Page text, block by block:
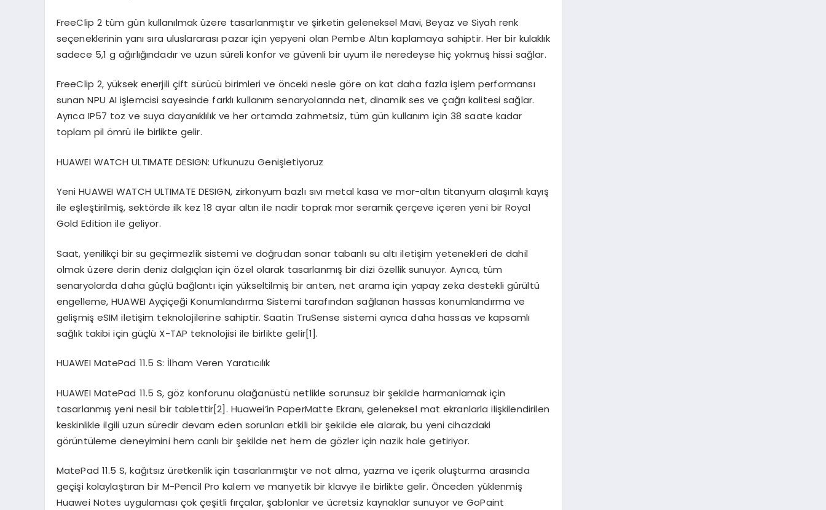
FreeClip 2 tüm gün kullanılmak üzere tasarlanmıştır ve şirketin geleneksel Mavi, Beyaz ve Siyah renk
seçeneklerinin yanı sıra uluslararası pazar için yepyeni olan Pembe Altın kaplamaya sahiptir. Her bir kulaklık
sadece 5,1 g ağırlığındadır ve uzun süreli konfor ve güvenli bir uyum ile neredeyse hiç yokmuş hissi sağlar.
FreeClip 2, yüksek enerjili çift sürücü birimleri ve önceki nesle göre on kat daha fazla işlem performansı
sunan NPU AI işlemcisi sayesinde farklı kullanım senaryolarında net, dinamik ses ve çağrı kalitesi sağlar.
Ayrıca IP57 toz ve suya dayanıklılık ve her ortamda zahmetsiz, tüm gün kullanım için 38 saate kadar
toplam pil ömrü ile birlikte gelir.
HUAWEI WATCH ULTIMATE DESIGN: Ufkunuzu Genişletiyoruz
Yeni HUAWEI WATCH ULTIMATE DESIGN, zirkonyum bazlı sıvı metal kasa ve mor-altın titanyum alaşımlı kayış
ile eşleştirilmiş, sektörde ilk kez 18 ayar altın ile nadir toprak mor seramik çerçeve içeren yeni bir Royal
Gold Edition ile geliyor.
Saat, yenilikçi bir su geçirmezlik sistemi ve doğrudan sonar tabanlı su altı iletişim yetenekleri de dahil
olmak üzere derin deniz dalgıçları için özel olarak tasarlanmış bir dizi özellik sunuyor. Ayrıca, tüm
senaryolarda daha güçlü bağlantı için yükseltilmiş bir anten, net arama için yapay zeka destekli gürültü
engelleme, HUAWEI Ayçiçeği Konumlandırma Sistemi tarafından sağlanan hassas konumlandırma ve
gelişmiş eSIM iletişim teknolojilerine sahiptir. Saatin TruSense sistemi ayrıca daha hassas ve kapsamlı
sağlık takibi için güçlü X-TAP teknolojisi ile birlikte gelir[1].
HUAWEI MatePad 11.5 S: İlham Veren Yaratıcılık
HUAWEI MatePad 11.5 S, göz konforunu olağanüstü netlikle sorunsuz bir şekilde harmanlamak için
tasarlanmış yeni nesil bir tablettir[2]. Huawei’in PaperMatte Ekranı, geleneksel mat ekranlarla ilişkilendirilen
keskinlikle ilgili uzun süredir devam eden sorunları etkili bir şekilde ele alarak, bu yeni cihazdaki
görüntüleme deneyimini hem canlı bir şekilde net hem de gözler için nazik hale getiriyor.
MatePad 11.5 S, kağıtsız üretkenlik için tasarlanmıştır ve not alma, yazma ve içerik oluşturma arasında
geçişi kolaylaştıran bir M-Pencil Pro kalem ve manyetik bir klavye ile birlikte gelir. Önceden yüklenmiş
Huawei Notes uygulaması çok çeşitli fırçalar, şablonlar ve ücretsiz kaynaklar sunuyor ve GoPaint